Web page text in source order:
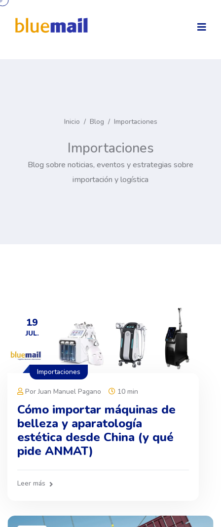
Inicio / Blog / Importaciones
Importaciones
Blog sobre noticias, eventos y estrategias sobre
importación y logística
19
JUL.
Por Juan Manuel Pagano 10 min
Cómo importar máquinas de
belleza y aparatología
estética desde China (y qué
pide ANMAT)
Leer más
Importaciones